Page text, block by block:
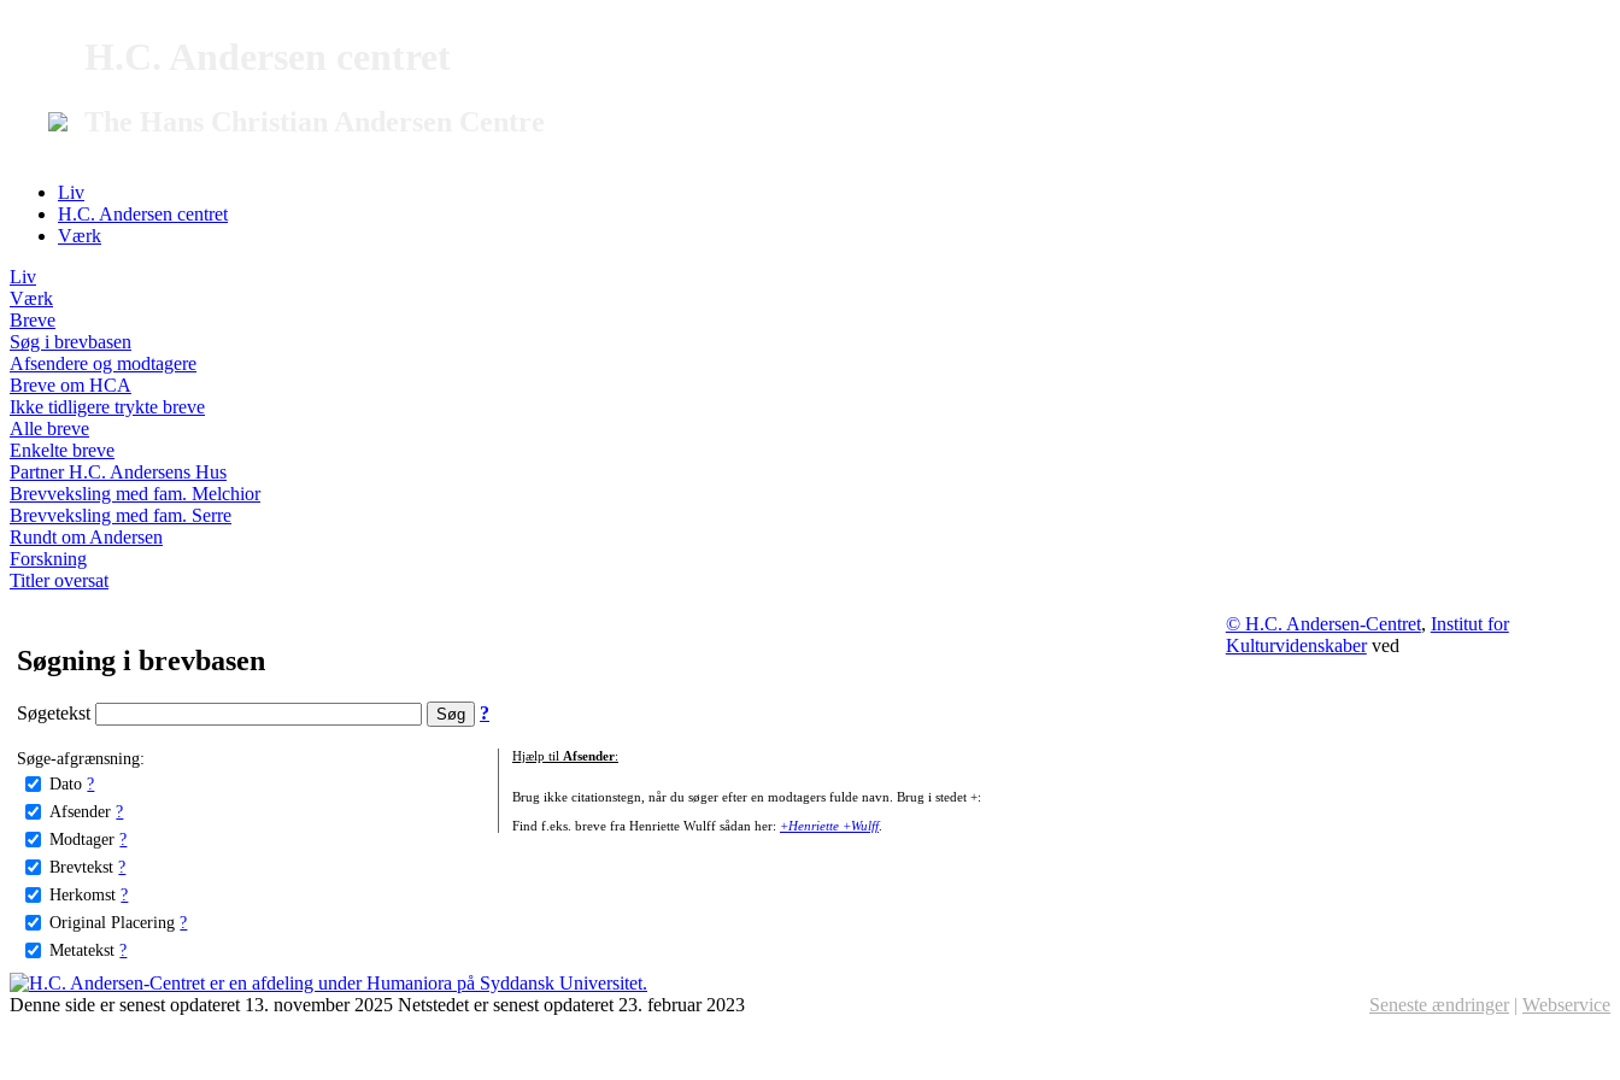
Liv
H.C. Andersen centret
Værk
Liv
Værk
Breve
Søg i brevbasen
Afsendere og modtagere
Breve om HCA
Ikke tidligere trykte breve
Alle breve
Enkelte breve
Partner H.C. Andersens Hus
Brevveksling med fam. Melchior
Brevveksling med fam. Serre
Rundt om Andersen
Forskning
Titler oversat
Søgning i brevbasen
Søgetekst ?
Søge-afgrænsning:
Dato ?
Afsender ?
Modtager ?
Brevtekst ?
Herkomst ?
Original Placering ?
Metatekst ?
Hjælp til Afsender:
Brug ikke citationstegn, når du søger efter en modtagers fulde navn. Brug i stedet +:
Find f.eks. breve fra Henriette Wulff sådan her: +Henriette +Wulff.
© H.C. Andersen-Centret, Institut for
Kulturvidenskaberved
Denne side er senest opdateret 13. november 2025 Netstedet er senest opdateret 23. februar 2023 Seneste ændringer | Webservice